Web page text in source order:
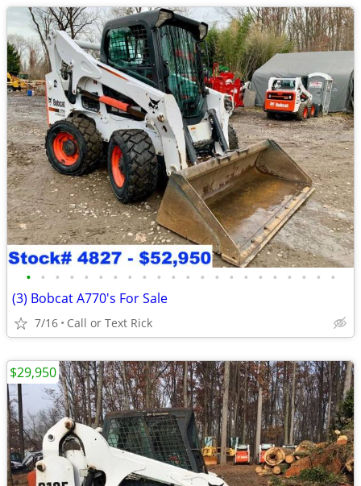
• • • • • • • • • • • • • • • • • • • • • •
(3) Bobcat A770's For Sale
7/16 Call or Text Rick
$29,950